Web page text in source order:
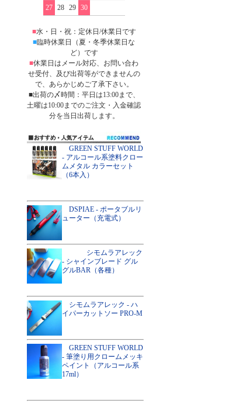
27
28 29 30
■水・日・祝：定休日/休業日です
■臨時休業日（夏・冬季休業日な
ど）です
■休業日はメール対応、お問い合わ
せ受付、及び出荷等ができませんの
で、あらかじめご了承下さい。
■出荷の〆時間：平日は13:00まで、
土曜は10:00までのご注文・入金確認
分を当日出荷します。
GREEN STUFF WORLD
- アルコール系塗料クロー
ムメタル カラーセット
（6本入）
DSPIAE - ポータブルリ
ューター（充電式）
シモムラアレック
- シャインブレード グル
グルBAR（各種）
シモムラアレック - ハ
イパーカットソー PRO-M
GREEN STUFF WORLD
- 筆塗り用クロームメッキ
ペイント（アルコール系
17ml）